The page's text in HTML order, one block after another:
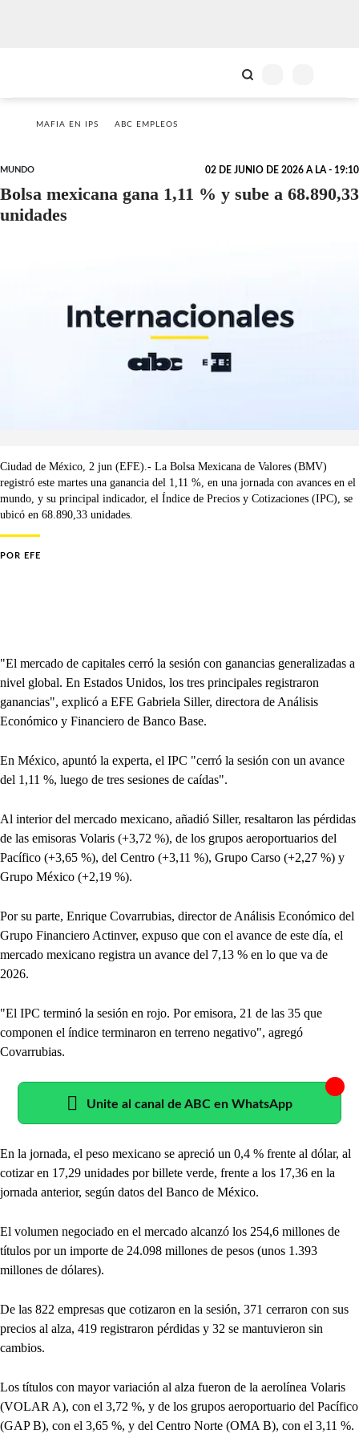
MAFIA EN IPS ABC EMPLEOS
MUNDO 02 DE JUNIO DE 2026 A LA - 19:10
Bolsa mexicana gana 1,11 % y sube a 68.890,33
unidades
Ciudad de México, 2 jun (EFE).- La Bolsa Mexicana de Valores (BMV)
registró este martes una ganancia del 1,11 %, en una jornada con avances en el
mundo, y su principal indicador, el Índice de Precios y Cotizaciones (IPC), se
ubicó en 68.890,33 unidades.
POR EFE
"El mercado de capitales cerró la sesión con ganancias generalizadas a
nivel global. En Estados Unidos, los tres principales registraron
ganancias", explicó a EFE Gabriela Siller, directora de Análisis
Económico y Financiero de Banco Base.
En México, apuntó la experta, el IPC "cerró la sesión con un avance
del 1,11 %, luego de tres sesiones de caídas".
Al interior del mercado mexicano, añadió Siller, resaltaron las pérdidas
de las emisoras Volaris (+3,72 %), de los grupos aeroportuarios del
Pacífico (+3,65 %), del Centro (+3,11 %), Grupo Carso (+2,27 %) y
Grupo México (+2,19 %).
Por su parte, Enrique Covarrubias, director de Análisis Económico del
Grupo Financiero Actinver, expuso que con el avance de este día, el
mercado mexicano registra un avance del 7,13 % en lo que va de
2026.
"El IPC terminó la sesión en rojo. Por emisora, 21 de las 35 que
componen el índice terminaron en terreno negativo", agregó
Covarrubias.
Unite al canal de ABC en WhatsApp
En la jornada, el peso mexicano se apreció un 0,4 % frente al dólar, al
cotizar en 17,29 unidades por billete verde, frente a los 17,36 en la
jornada anterior, según datos del Banco de México.
El volumen negociado en el mercado alcanzó los 254,6 millones de
títulos por un importe de 24.098 millones de pesos (unos 1.393
millones de dólares).
De las 822 empresas que cotizaron en la sesión, 371 cerraron con sus
precios al alza, 419 registraron pérdidas y 32 se mantuvieron sin
cambios.
Los títulos con mayor variación al alza fueron de la aerolínea Volaris
(VOLAR A), con el 3,72 %, y de los grupos aeroportuario del Pacífico
(GAP B), con el 3,65 %, y del Centro Norte (OMA B), con el 3,11 %.